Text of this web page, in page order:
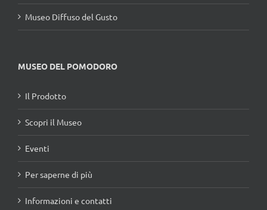
Museo Diffuso del Gusto
MUSEO DEL POMODORO
Il Prodotto
Scopri il Museo
Eventi
Per saperne di più
Informazioni e contatti